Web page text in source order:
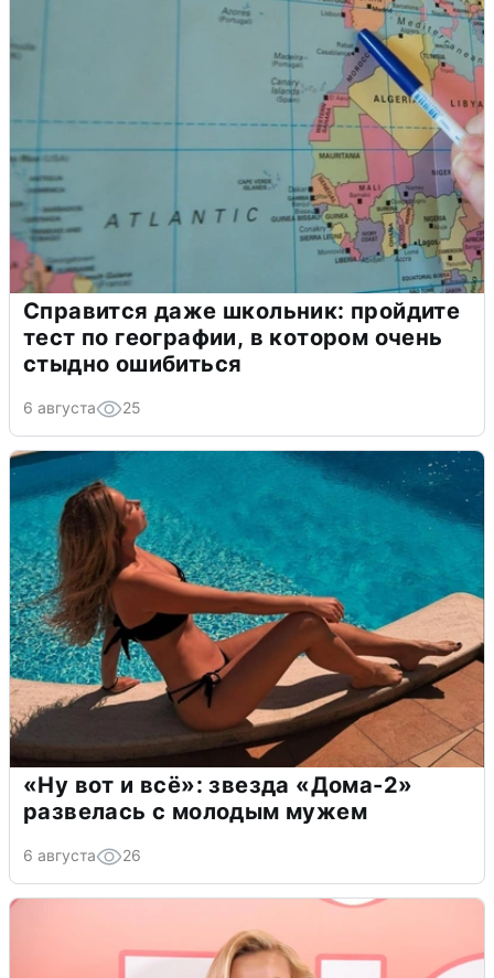
Справится даже школьник: пройдите
тест по географии, в котором очень
стыдно ошибиться
6 августа 25
«Ну вот и всё»: звезда «Дома-2»
развелась с молодым мужем
6 августа 26